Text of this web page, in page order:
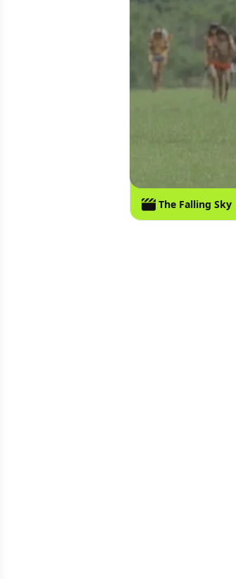
The Falling Sky